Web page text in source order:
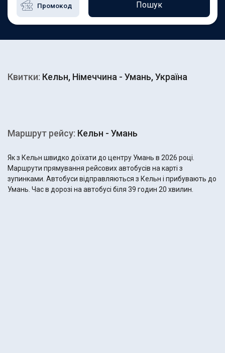
Пошук
Квитки: Кельн, Німеччина - Умань, Україна
Маршрут рейсу: Кельн - Умань
Як з Кельн швидко доїхати до центру Умань в 2026 році.
Маршрути прямування рейсових автобусів на карті з
зупинками. Автобуси відправляються з Кельн і прибувають до
Умань. Час в дорозі на автобусі біля 39 годин 20 хвилин.